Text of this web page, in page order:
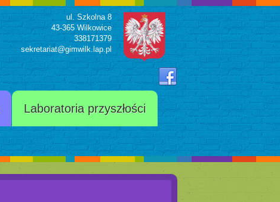
ul. Szkolna 8
43-365 Wilkowice
338171379
sekretariat@gimwilk.lap.pl
Laboratoria przyszłości